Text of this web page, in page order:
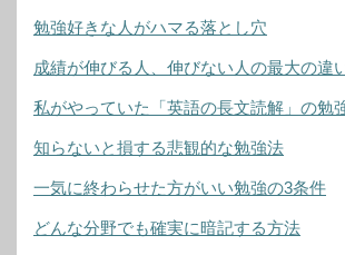
勉強好きな人がハマる落とし穴
成績が伸びる人、伸びない人の最大の違
私がやっていた「英語の長文読解」の勉
知らないと損する悲観的な勉強法
一気に終わらせた方がいい勉強の3条件
どんな分野でも確実に暗記する方法